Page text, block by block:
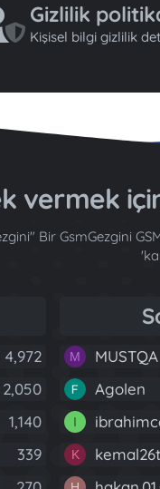
Gizlilik
Kişisel bilgi gizlilik
vermek
Bir GsmGezgini
4,972
2,050
1,140
339
M MUSTQA
Agolen
I
K kemal26t